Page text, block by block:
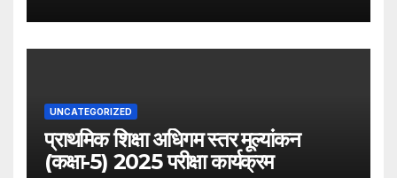
UNCATEGORIZED
प्राथमिक शिक्षा अधिगम स्तर मूल्यांकन
(कक्षा-5) 2025 परीक्षा कार्यक्रम